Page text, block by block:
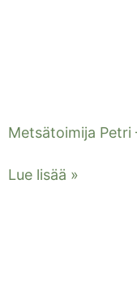
Metsätoimija Petri
Lue lisää »